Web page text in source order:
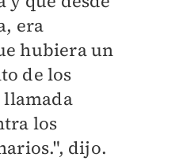
era
hubiera un
de los
llamada
los
dijo.